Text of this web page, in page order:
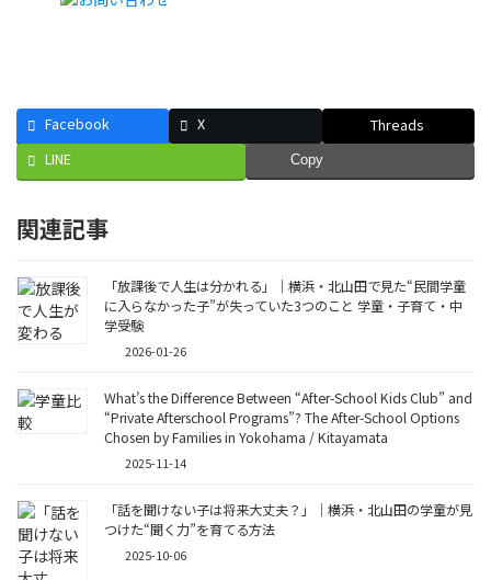
Facebook X
Threads
LINE
Copy
関連記事
「放課後で人生は分かれる」｜横浜・北山田で見た“民間学童
に入らなかった子”が失っていた3つのこと 学童・子育て・中
学受験
2026-01-26
What’s the Difference Between “After-School Kids Club” and
“Private Afterschool Programs”? The After-School Options
Chosen by Families in Yokohama / Kitayamata
2025-11-14
「話を聞けない子は将来大丈夫？」｜横浜・北山田の学童が見
つけた“聞く力”を育てる方法
2025-10-06